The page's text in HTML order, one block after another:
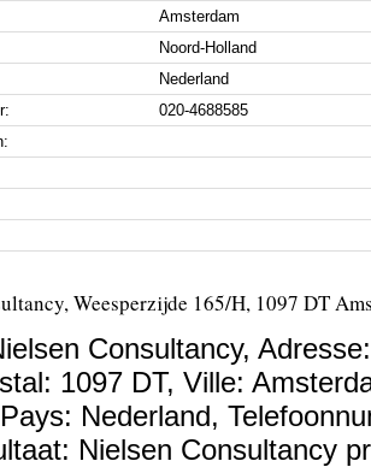
Amsterdam
Noord-Holland
Nederland
020-4688585
Weesperzijde 165/H, 1097 DT
Consultancy,
1097 DT, Ville:
Nederland,
Nielsen Consultancy